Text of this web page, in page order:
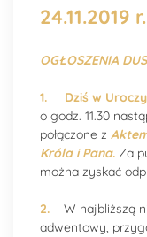
24.11.2019 r.
OGŁOSZENIA
1. Dziś w
o godz. 11.30
połączone z
Króla i Pana. Za
można zyskać
2. W najbliższą
adwentowy,